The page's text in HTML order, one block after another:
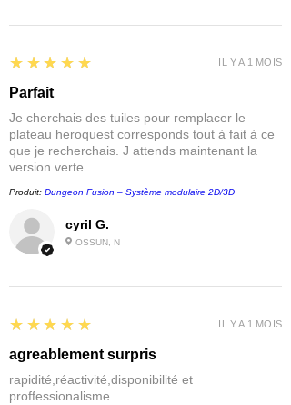
cyril G.
OSSUN, N
5
★★★★★
Parfait
Je cherchais des tuiles pour remplacer le
plateau heroquest corresponds tout à fait à ce
que je recherchais. J attends maintenant la
version verte
Produit: Dungeon Fusion – Système modulaire 2D/3D
IL Y A 1 MOIS
5
★★★★★
agreablement surpris
rapidité,réactivité,disponibilité et
proffessionalisme
IL Y A 1 MOIS